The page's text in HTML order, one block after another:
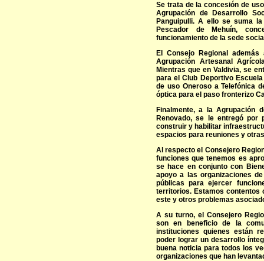
Se trata de la concesión de
Agrupación de Desarrollo
Panguipulli. A ello se suma
Pescador de Mehuín,
funcionamiento de la sede
El Consejo Regional
Agrupación Artesanal
Mientras que en Valdivia, se
para el Club Deportivo
de uso Oneroso a Telefónica
óptica para el paso fronterizo
Finalmente, a la Agrupación
Renovado, se le entregó
construir y habilitar
espacios para reuniones y
Al respecto el Consejero
funciones que tenemos es
se hace en conjunto con
apoyo a las organizaciones
públicas para ejercer
territorios. Estamos contentos
este y otros problemas
A su turno, el Consejero
son en beneficio de la
instituciones quienes están
poder lograr un desarrollo
buena noticia para todos los
organizaciones que han